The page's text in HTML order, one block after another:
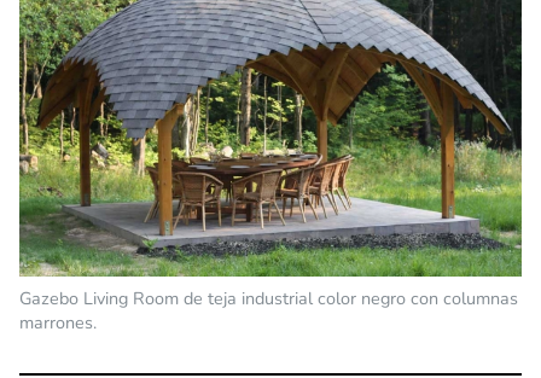
Gazebo Living Room de teja industrial color negro con columnas
marrones.